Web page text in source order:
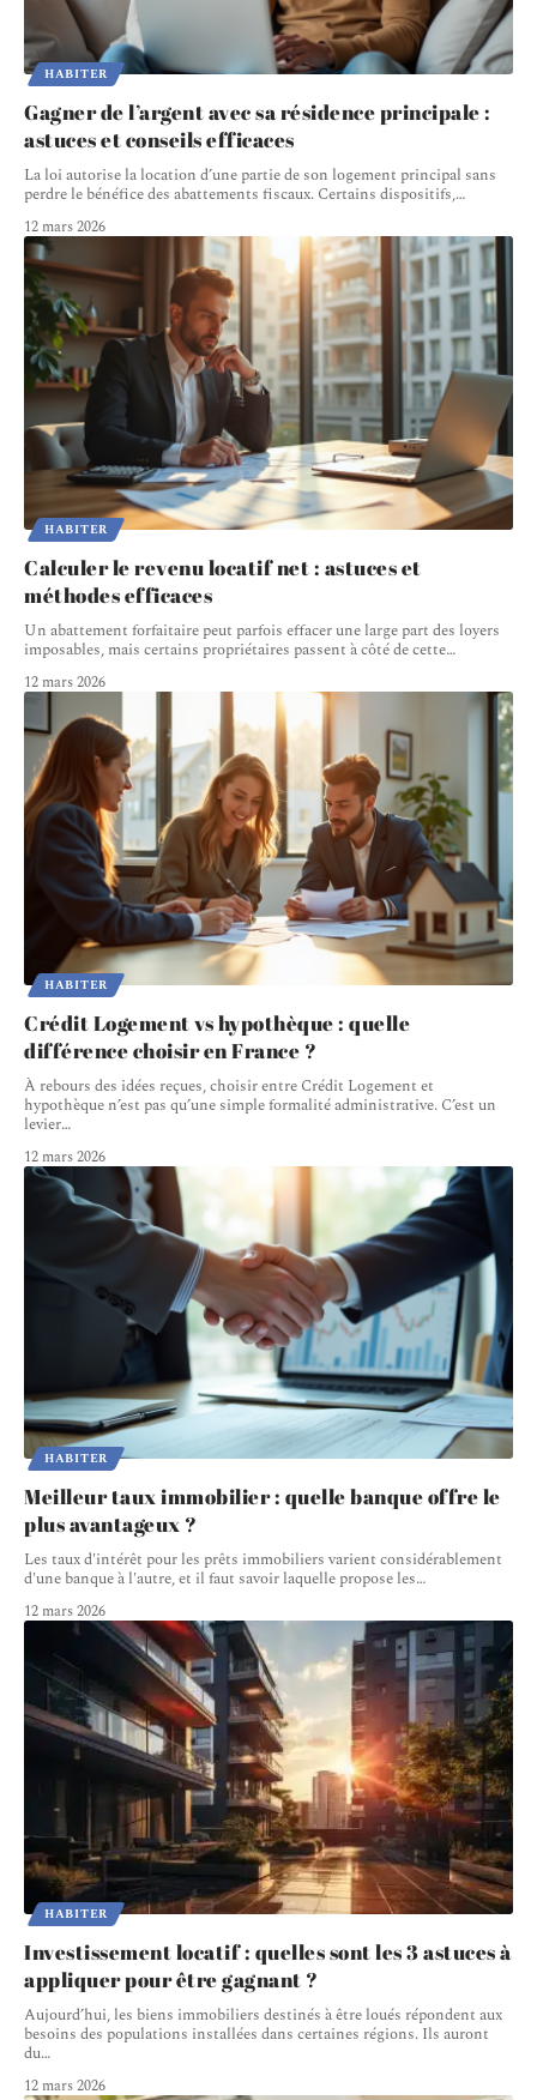
HABITER
Gagner de l’argent avec sa résidence principale :
astuces et conseils efficaces
La loi autorise la location d’une partie de son logement principal sans
perdre le bénéfice des abattements fiscaux. Certains dispositifs,…
12 mars 2026
HABITER
Calculer le revenu locatif net : astuces et
méthodes efficaces
Un abattement forfaitaire peut parfois effacer une large part des loyers
imposables, mais certains propriétaires passent à côté de cette…
12 mars 2026
HABITER
Crédit Logement vs hypothèque : quelle
différence choisir en France ?
À rebours des idées reçues, choisir entre Crédit Logement et
hypothèque n’est pas qu’une simple formalité administrative. C’est un
levier…
12 mars 2026
HABITER
Meilleur taux immobilier : quelle banque offre le
plus avantageux ?
Les taux d'intérêt pour les prêts immobiliers varient considérablement
d'une banque à l'autre, et il faut savoir laquelle propose les…
12 mars 2026
HABITER
Investissement locatif : quelles sont les 3 astuces à
appliquer pour être gagnant ?
Aujourd’hui, les biens immobiliers destinés à être loués répondent aux
besoins des populations installées dans certaines régions. Ils auront
du…
12 mars 2026